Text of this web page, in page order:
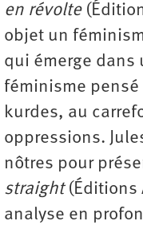
en révolte
objet un
qui émerge dans
féminisme pensé
kurdes, au
oppressions.
nôtres pour
straight(Éditions
analyse en